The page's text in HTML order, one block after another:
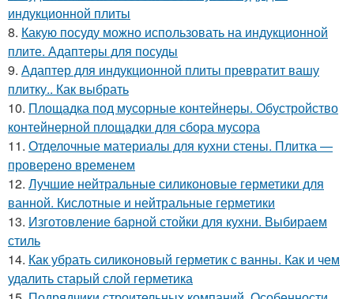
индукционной плиты
8. Какую посуду можно использовать на индукционной
плите. Адаптеры для посуды
9. Адаптер для индукционной плиты превратит вашу
плитку.. Как выбрать
10. Площадка под мусорные контейнеры. Обустройство
контейнерной площадки для сбора мусора
11. Отделочные материалы для кухни стены. Плитка —
проверено временем
12. Лучшие нейтральные силиконовые герметики для
ванной. Кислотные и нейтральные герметики
13. Изготовление барной стойки для кухни. Выбираем
стиль
14. Как убрать силиконовый герметик с ванны. Как и чем
удалить старый слой герметика